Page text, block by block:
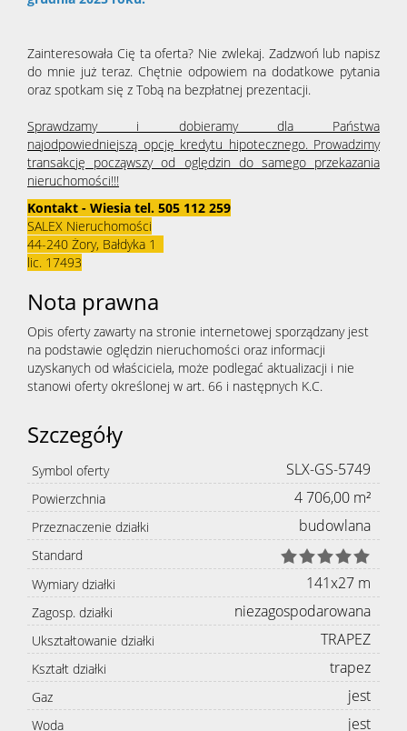
Zainteresowała Cię ta oferta? Nie zwlekaj. Zadzwoń lub napisz
do mnie już teraz. Chętnie odpowiem na dodatkowe pytania
oraz spotkam się z Tobą na bezpłatnej prezentacji.
Sprawdzamy i dobieramy dla Państwa
najodpowiedniejszą opcję kredytu hipotecznego. Prowadzimy
transakcję począwszy od oględzin do samego przekazania
nieruchomości!!!
Kontakt - Wiesia tel. 505 112 259
SALEX Nieruchomości
44-240 Żory, Bałdyka 1
lic. 17493
Nota prawna
Opis oferty zawarty na stronie internetowej sporządzany jest
na podstawie oględzin nieruchomości oraz informacji
uzyskanych od właściciela, może podlegać aktualizacji i nie
stanowi oferty określonej w art. 66 i następnych K.C.
Szczegóły
Symbol oferty SLX-GS-5749
Powierzchnia 4 706,00 m²
Przeznaczenie działki budowlana
Standard
Wymiary działki
141x27 m
Zagosp. działki niezagospodarowana
Ukształtowanie działki TRAPEZ
Kształt działki trapez
Gaz jest
Woda jest